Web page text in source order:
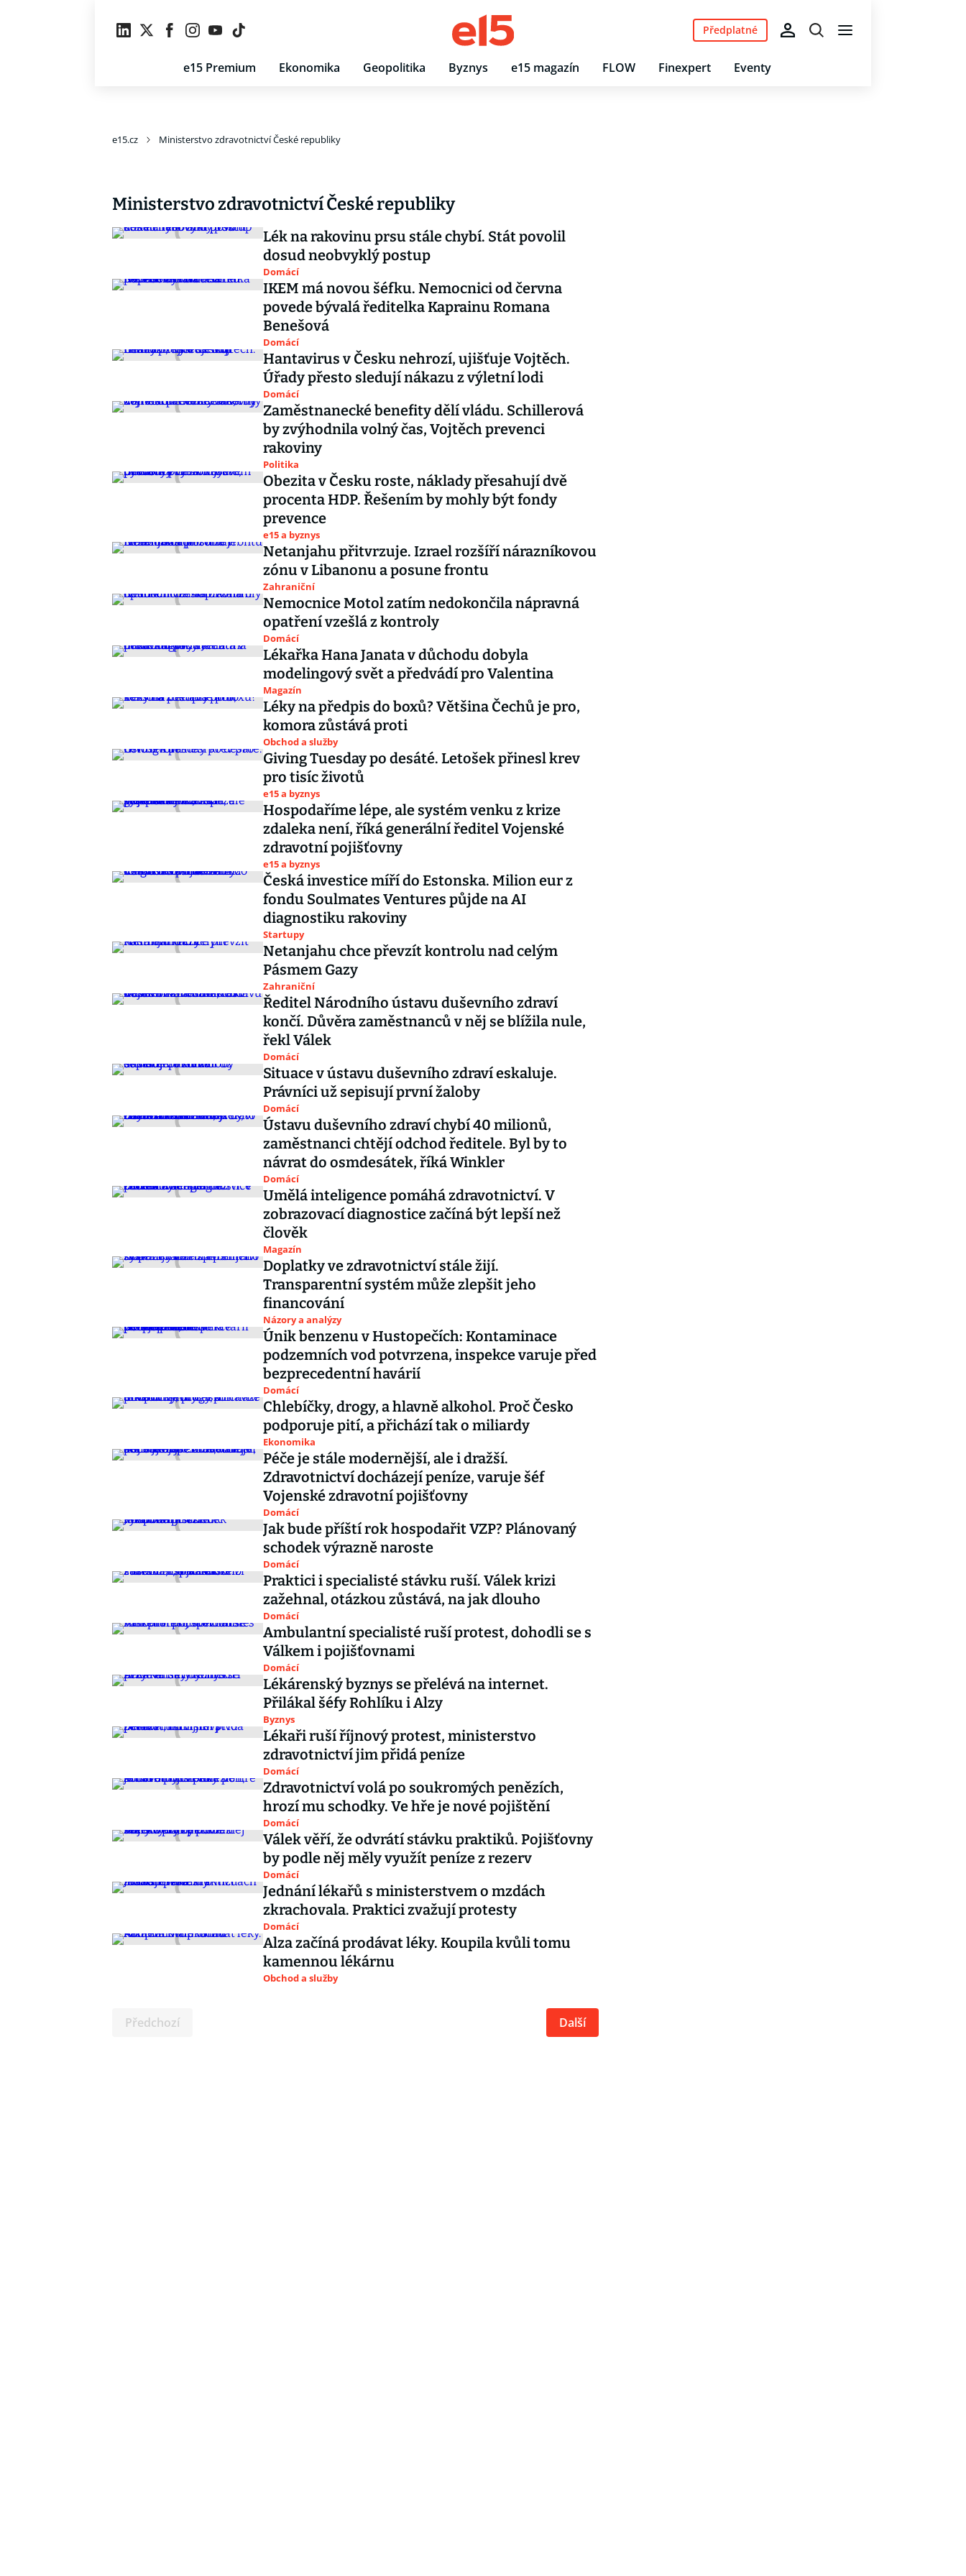
e15 Premium Ekonomika Geopolitika Byznys e15 magazín FLOW Finexpert Eventy
Předplatné
e15.cz Ministerstvo zdravotnictví České republiky
Ministerstvo zdravotnictví České republiky
Lék na rakovinu prsu stále chybí. Stát povolil
dosud neobvyklý postup
Domácí
IKEM má novou šéfku. Nemocnici od června
povede bývalá ředitelka Kaprainu Romana
Benešová
Domácí
Hantavirus v Česku nehrozí, ujišťuje Vojtěch.
Úřady přesto sledují nákazu z výletní lodi
Domácí
Zaměstnanecké benefity dělí vládu. Schillerová
by zvýhodnila volný čas, Vojtěch prevenci
rakoviny
Politika
Obezita v Česku roste, náklady přesahují dvě
procenta HDP. Řešením by mohly být fondy
prevence
e15 a byznys
Netanjahu přitvrzuje. Izrael rozšíří nárazníkovou
zónu v Libanonu a posune frontu
Zahraniční
Nemocnice Motol zatím nedokončila nápravná
opatření vzešlá z kontroly
Domácí
Lékařka Hana Janata v důchodu dobyla
modelingový svět a předvádí pro Valentina
Magazín
Léky na předpis do boxů? Většina Čechů je pro,
komora zůstává proti
Obchod a služby
Giving Tuesday po desáté. Letošek přinesl krev
pro tisíc životů
e15 a byznys
Hospodaříme lépe, ale systém venku z krize
zdaleka není, říká generální ředitel Vojenské
zdravotní pojišťovny
e15 a byznys
Česká investice míří do Estonska. Milion eur z
fondu Soulmates Ventures půjde na AI
diagnostiku rakoviny
Startupy
Netanjahu chce převzít kontrolu nad celým
Pásmem Gazy
Zahraniční
Ředitel Národního ústavu duševního zdraví
končí. Důvěra zaměstnanců v něj se blížila nule,
řekl Válek
Domácí
Situace v ústavu duševního zdraví eskaluje.
Právníci už sepisují první žaloby
Domácí
Ústavu duševního zdraví chybí 40 milionů,
zaměstnanci chtějí odchod ředitele. Byl by to
návrat do osmdesátek, říká Winkler
Domácí
Umělá inteligence pomáhá zdravotnictví. V
zobrazovací diagnostice začíná být lepší než
člověk
Magazín
Doplatky ve zdravotnictví stále žijí.
Transparentní systém může zlepšit jeho
financování
Názory a analýzy
Únik benzenu v Hustopečích: Kontaminace
podzemních vod potvrzena, inspekce varuje před
bezprecedentní havárií
Domácí
Chlebíčky, drogy, a hlavně alkohol. Proč Česko
podporuje pití, a přichází tak o miliardy
Ekonomika
Péče je stále modernější, ale i dražší.
Zdravotnictví docházejí peníze, varuje šéf
Vojenské zdravotní pojišťovny
Domácí
Jak bude příští rok hospodařit VZP? Plánovaný
schodek výrazně naroste
Domácí
Praktici i specialisté stávku ruší. Válek krizi
zažehnal, otázkou zůstává, na jak dlouho
Domácí
Ambulantní specialisté ruší protest, dohodli se s
Válkem i pojišťovnami
Domácí
Lékárenský byznys se přelévá na internet.
Přilákal šéfy Rohlíku i Alzy
Byznys
Lékaři ruší říjnový protest, ministerstvo
zdravotnictví jim přidá peníze
Domácí
Zdravotnictví volá po soukromých penězích,
hrozí mu schodky. Ve hře je nové pojištění
Domácí
Válek věří, že odvrátí stávku praktiků. Pojišťovny
by podle něj měly využít peníze z rezerv
Domácí
Jednání lékařů s ministerstvem o mzdách
zkrachovala. Praktici zvažují protesty
Domácí
Alza začíná prodávat léky. Koupila kvůli tomu
kamennou lékárnu
Obchod a služby
Předchozí Další